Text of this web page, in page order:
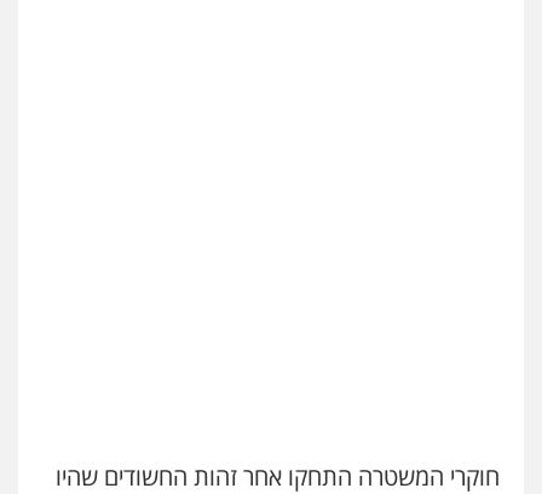
0522763105
חוקרי המשטרה התחקו אחר זהות החשודים שהיו